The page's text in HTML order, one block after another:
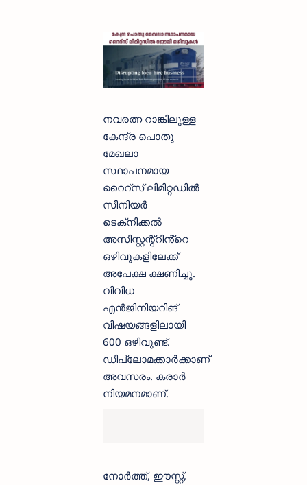
നവരത്ന റാങ്കിലുള്ള
കേന്ദ്ര പൊതു
മേഖലാ
സ്ഥാപനമായ
റൈറ്‌സ് ലിമിറ്റഡിൽ
സീനിയർ
ടെക്‌നിക്കൽ
അസിസ്റ്റന്റ്റിൻ്റെ
ഒഴിവുകളിലേക്ക്
അപേക്ഷ ക്ഷണിച്ചു.
വിവിധ
എൻജിനിയറിങ്
വിഷയങ്ങളിലായി
600 ഒഴിവുണ്ട്.
ഡിപ്ലോമക്കാർക്കാണ്
അവസരം. കരാർ
നിയമനമാണ്.
നോർത്ത്, ഈസ്റ്റ്,